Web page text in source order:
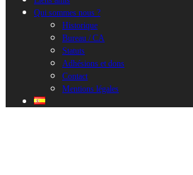
Qui sommes nous ?
Historique
Bureau / CA
Statuts
Adhésions et dons
Contact
Mentions légales